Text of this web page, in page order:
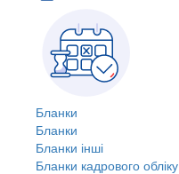
Бланки
Бланки
Бланки інші
Бланки кадрового обліку